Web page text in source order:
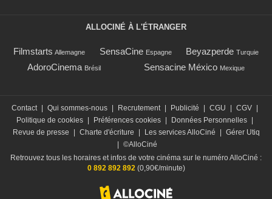
ALLOCINÉ À L'ÉTRANGER
Filmstarts Allemagne SensaCine Espagne Beyazperde Turquie
AdoroCinema Brésil Sensacine México Mexique
Contact | Qui sommes-nous | Recrutement | Publicité | CGU | CGV |
Politique de cookies | Préférences cookies | Données Personnelles |
Revue de presse
| Charte d'écriture | Les services AlloCiné | Gérer Utiq
| ©AlloCiné
Retrouvez tous les horaires et infos de votre cinéma sur le numéro AlloCiné :
0 892 892 892 (0,90€/minute)